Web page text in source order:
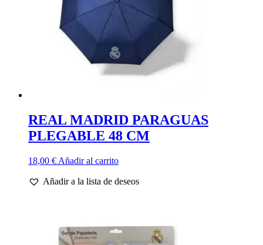
REAL MADRID PARAGUAS
PLEGABLE 48 CM
18,00 € Añadir al carrito
Añadir a la lista de deseos